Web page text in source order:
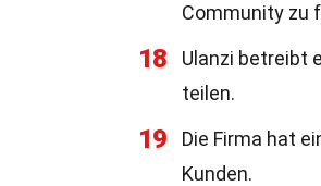
Community zu
18
Ulanzi betreibt
teilen.
19
Die Firma hat
Kunden.